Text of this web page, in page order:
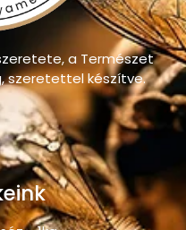
a Természet
szeretettel készítve.